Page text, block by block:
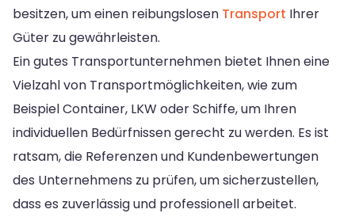
besitzen, um einen reibungslosen Transport Ihrer
Güter zu gewährleisten.
Ein gutes Transportunternehmen bietet Ihnen eine
Vielzahl von Transportmöglichkeiten, wie zum
Beispiel Container, LKW oder Schiffe, um Ihren
individuellen Bedürfnissen gerecht zu werden. Es ist
ratsam, die Referenzen und Kundenbewertungen
des Unternehmens zu prüfen, um sicherzustellen,
dass es zuverlässig und professionell arbeitet.